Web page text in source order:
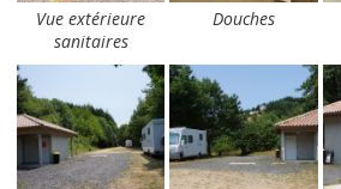
Vue extérieure
sanitaires
Douches